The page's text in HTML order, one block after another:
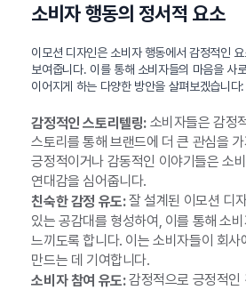
소비자 행동의 정서적 요소
이모션 디자인은 소비자 행동에서 감정적인
보여줍니다. 이를 통해 소비자들의 마음을 사
이어지게 하는 다양한 방안을 살펴보겠습니다:
감정적인 스토리텔링:소비자들은 감정
스토리를 통해 브랜드에 더 큰 관심을
긍정적이거나 감동적인 이야기들은 소
연대감을 심어줍니다.
친숙한 감정 유도:잘 설계된 이모션 디
있는 공감대를 형성하여, 이를 통해 소비
느끼도록 합니다. 이는 소비자들이 회사
만드는 데 기여합니다.
소비자 참여 유도:감정적으로 긍정적인